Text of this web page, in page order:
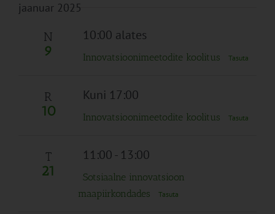
jaanuar 2025
N
9
10:00 alates
Innovatsioonimeetodite koolitus Tasuta
R
10
Kuni 17:00
Innovatsioonimeetodite koolitus Tasuta
T
21
11:00- 13:00
Sotsiaalne innovatsioon
maapiirkondades
Tasuta